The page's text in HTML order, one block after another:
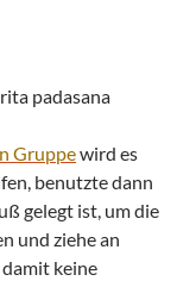
padasana
Gruppewird es
benutzte dann
gelegt ist, um die
und ziehe an
damit keine